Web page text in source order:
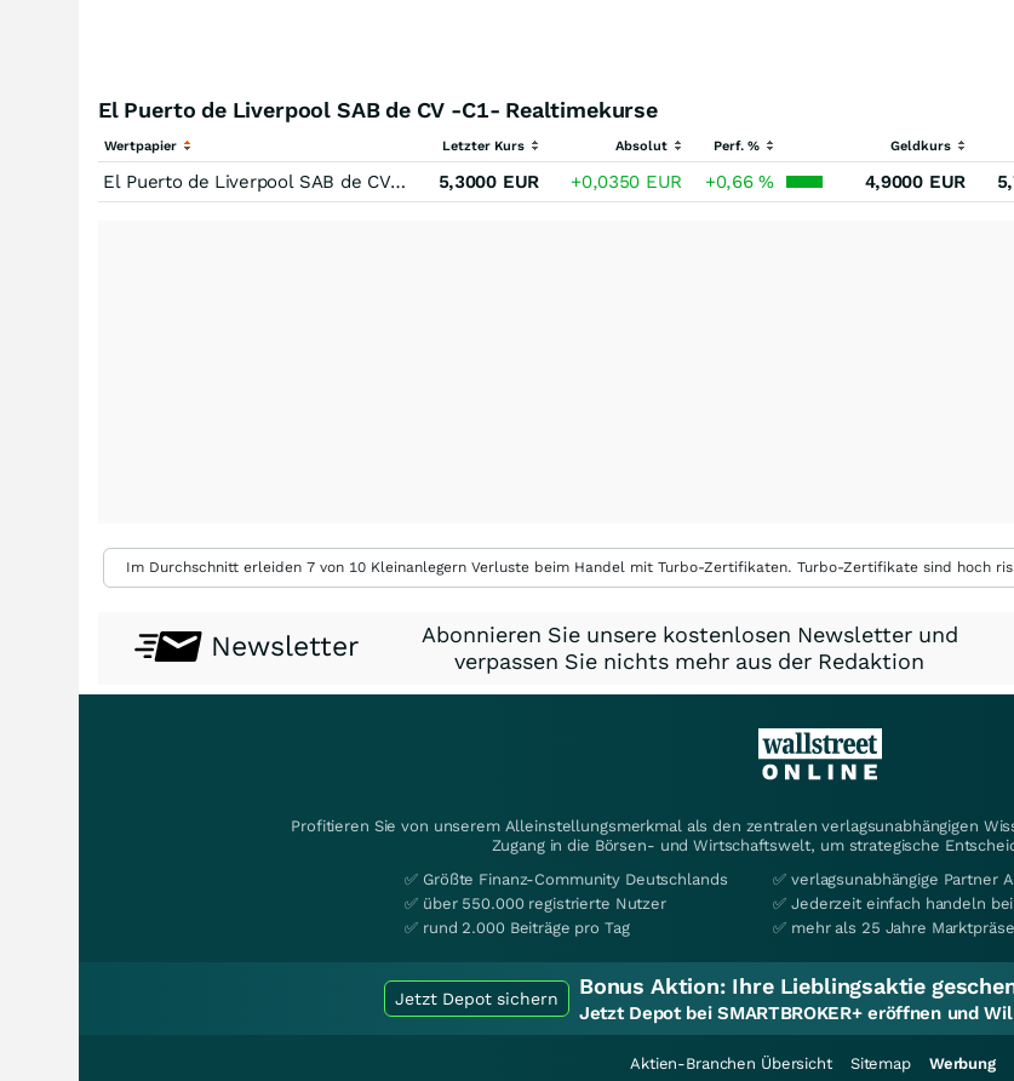
El Puerto de Liverpool SAB de CV -C1- Realtimekurse
Wertpapier Letzter Kurs Absolut Perf. % Geldkurs
El Puerto de Liverpool SAB de CV -C1- 5,3000 EUR +0,0350 EUR +0,66% 4,9000 EUR
Im Durchschnitt erleiden 7 von 10 Kleinanlegern Verluste beim Handel mit Turbo-Zertifikaten. Turbo-Zertifikate sind hoch
Newsletter
Abonnieren Sie unsere kostenlosen Newsletter und
verpassen Sie nichts mehr aus der Redaktion
Profitieren Sie von unserem Alleinstellungsmerkmal als den zentralen verlagsunabhängigen
Zugang in die Börsen- und Wirtschaftswelt, um strategische
✅ Größte Finanz-Community Deutschlands
✅ über 550.000 registrierte Nutzer
✅ rund 2.000 Beiträge pro Tag
✅ verlagsunabhängige Partner
✅ Jederzeit einfach handeln
✅ mehr als 25 Jahre
Jetzt Depot sichern Bonus Aktion: Ihre Lieblingsaktie
Jetzt Depot bei SMARTBROKER+ eröffnen und
Aktien-Branchen Übersicht Sitemap Werbung